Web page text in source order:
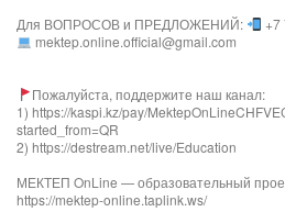
Для ВОПРОСОВ и ПРЕДЛОЖЕНИЙ:
+7
mektep.online.official@gmail.com
Пожалуйста, поддержите наш канал:
1) https://kaspi.kz/pay/
started_from=QR
2) https://destream.net/live/Education
МЕКТЕП OnLine — образовательный
https://mektep-online.taplink.ws/